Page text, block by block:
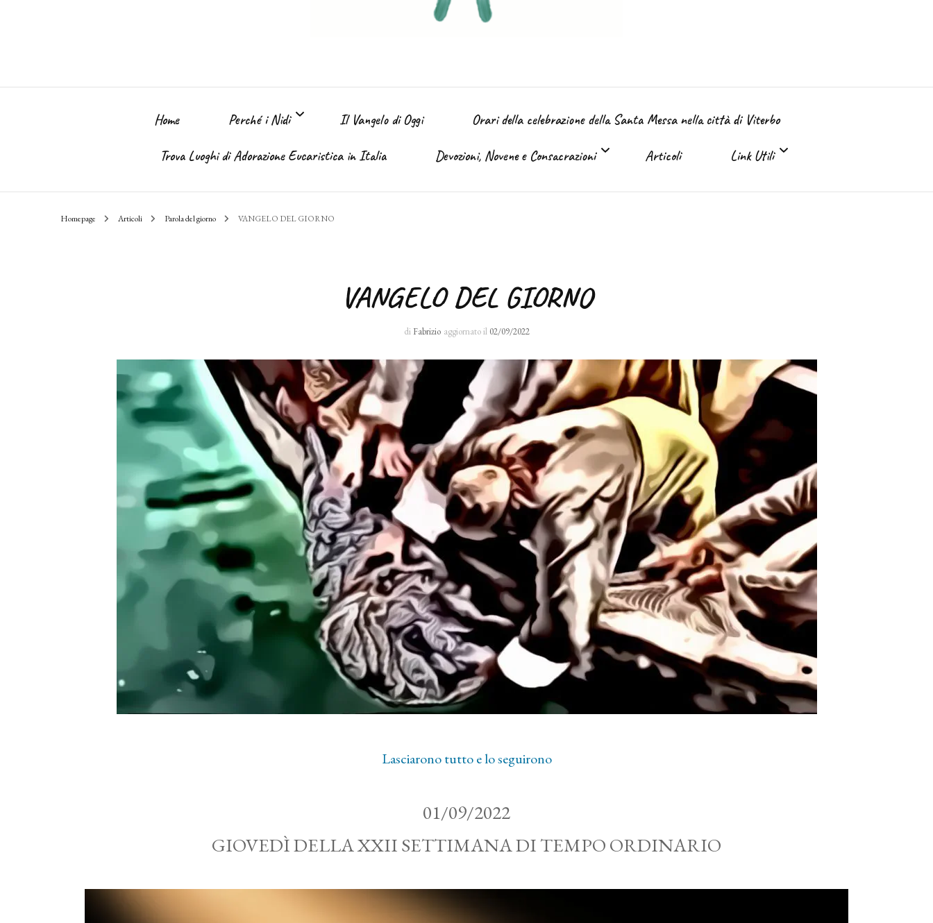
Home Perché i Nidi
Perché i Nidi dell’ Immacolata
Il Vangelo di Oggi Orari della celebrazione della Santa Messa nella città di Viterbo
Trova Luoghi di Adorazione Eucaristica in Italia Devozioni, Novene e Consacrazioni
Sacro Manto
Rosario 24 H
I primi cinque sabati del mese
Novena al Volto Santo
Via Crucis
Richieste di preghiera
Testimonianze
Articoli Link Utili
Homepage Articoli Parola del giorno VANGELO DEL GIORNO
VANGELO DEL GIORNO
di Fabrizio aggiornato il 02/09/2022
Lasciarono tutto e lo seguirono
01/09/2022
GIOVEDÌ DELLA XXII SETTIMANA DI TEMPO ORDINARIO